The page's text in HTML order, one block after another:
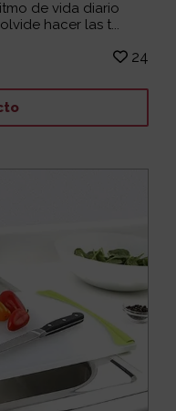
de vida diario
hacer las t...
24